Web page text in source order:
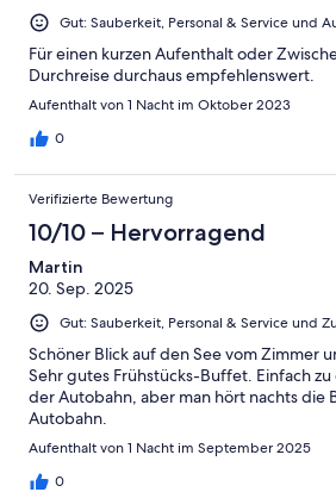
Ungenügend
Gut: Sauberkeit, Personal & Service und
Für einen kurzen Aufenthalt oder
Durchreise durchaus empfehlenswert.
Aufenthalt von 1 Nacht im Oktober 2023
0
Verifizierte Bewertung
10/10 – Hervorragend
Martin
20. Sep. 2025
Gut: Sauberkeit, Personal & Service und
Schöner Blick auf den See vom Zimmer
Sehr gutes Frühstücks-Buffet. Einfach
der Autobahn, aber man hört nachts die
Autobahn.
Aufenthalt von 1 Nacht im September 2025
0